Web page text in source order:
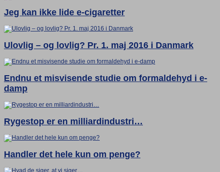
Jeg kan ikke lide e-cigaretter
Ulovlig – og lovlig? Pr. 1. maj 2016 i Danmark
Endnu et misvisende studie om formaldehyd i e-
damp
Rygestop er en milliardindustri…
Handler det hele kun om penge?